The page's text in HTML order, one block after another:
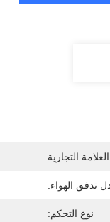
التجارية
تدفق الهواء:
نوع التحكم: